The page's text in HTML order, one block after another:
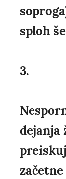
sploh
3.
dejanja